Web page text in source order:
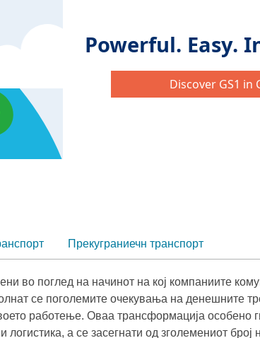
Прекуграниечн транспорт
во поглед на начинот на кој компаниите
се поголемите очекувања на денешните
работење. Оваа трансформација особено
а се засегнати од зголемениот број